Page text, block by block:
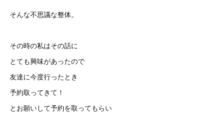
そんな不思議な整体。
その時の私はその話に
とても興味があったので
友達に今度行ったとき
予約取ってきて！
とお願いして予約を取ってもらい